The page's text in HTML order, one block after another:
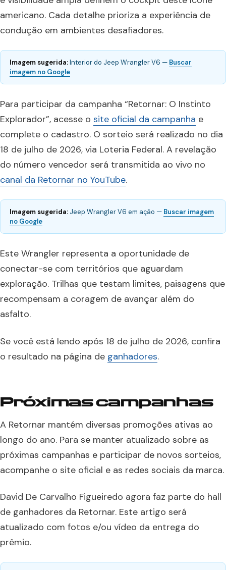
americano. Cada detalhe prioriza a experiência de
condução em ambientes desafiadores.
Imagem sugerida:Interior do Jeep Wrangler V6 — Buscar
imagem no Google
Para participar da campanha “Retornar: O Instinto
Explorador”, acesse o site oficial da campanha e
complete o cadastro. O sorteio será realizado no dia
18 de julho de 2026, via Loteria Federal. A revelação
do número vencedor será transmitida ao vivo no
canal da Retornar no YouTube.
Imagem sugerida: Jeep Wrangler V6 em ação — Buscar imagem
no Google
Este Wrangler representa a oportunidade de
conectar-se com territórios que aguardam
exploração. Trilhas que testam limites, paisagens que
recompensam a coragem de avançar além do
asfalto.
Se você está lendo após 18 de julho de 2026, confira
o resultado na página de ganhadores.
Próximas campanhas
A Retornar mantém diversas promoções ativas ao
longo do ano. Para se manter atualizado sobre as
próximas campanhas e participar de novos sorteios,
acompanhe o site oficial e as redes sociais da marca.
David De Carvalho Figueiredo agora faz parte do hall
de ganhadores da Retornar. Este artigo será
atualizado com fotos e/ou vídeo da entrega do
prêmio.